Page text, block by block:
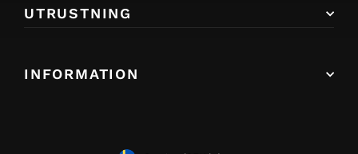
UTRUSTNING
INFORMATION